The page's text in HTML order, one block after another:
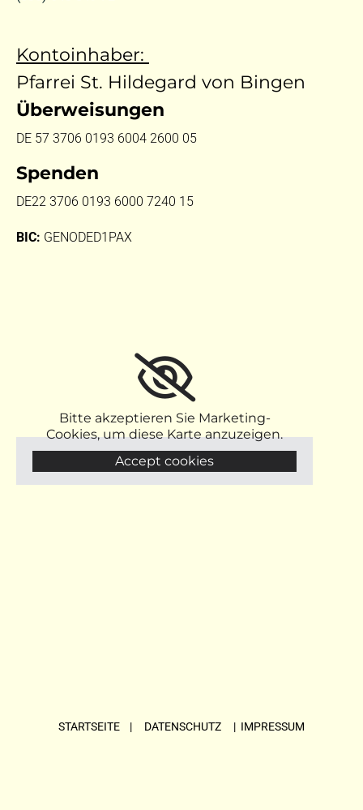
Kontoinhaber:
Pfarrei St. Hildegard von Bingen
Überweisungen
DE 57 3706 0193 6004 2600 05
Spenden
DE22 3706 0193 6000 7240 15
BIC: GENODED1PAX
Bitte akzeptieren Sie Marketing-
Cookies, um diese Karte anzuzeigen.
Accept cookies
STARTSEITE | DATENSCHUTZ | IMPRESSUM